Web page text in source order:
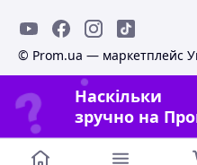
© Prom.ua — маркетплейс
Наскільки
зручно на